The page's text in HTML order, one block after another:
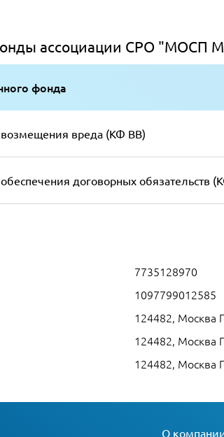
ассоциации СРО "МОСП
фонда
вреда (КФ ВВ)
договорных обязательств
7735128970
1097799012585
124482, Москва
124482, Москва
124482, Москва
О